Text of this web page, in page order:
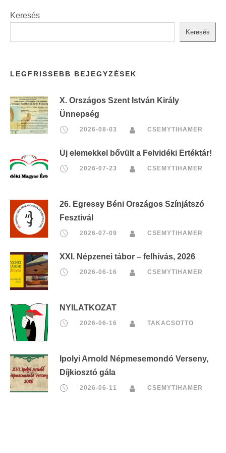
Keresés
Keresés
LEGFRISSEBB BEJEGYZÉSEK
X. Országos Szent István Király
Ünnepség
2026-08-03 CSEMYTIHAMER
Új elemekkel bővült a Felvidéki Értéktár!
2026-07-23 CSEMYTIHAMER
26. Egressy Béni Országos Színjátszó
Fesztivál
2026-07-09 CSEMYTIHAMER
XXI. Népzenei tábor – felhívás, 2026
2026-06-16 CSEMYTIHAMER
NYILATKOZAT
2026-06-16 TAKACSOTTO
Ipolyi Arnold Népmesemondó Verseny,
Díjkiosztó gála
2026-06-11 CSEMYTIHAMER